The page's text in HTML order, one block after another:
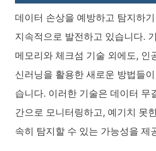
데이터 손상을 예방하고 탐지하
지속적으로 발전하고 있습니다.
메모리와 체크섬 기술 외에도, 인
신러닝을 활용한 새로운 방법들
습니다. 이러한 기술은 데이터 무
간으로 모니터링하고, 예기치 못
속히 탐지할 수 있는 가능성을 제